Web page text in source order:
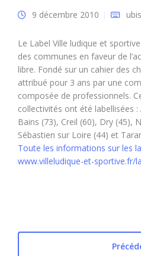
9 décembre 2010
Le Label Ville ludique et
des communes en faveur de
libre. Fondé sur un cahier des
attribué pour 3 ans par une
composée de professionnels.
collectivités ont été labellisées :
Bains (73), Creil (60), Dry (45),
Sébastien sur Loire (44) et
Toute les informations sur les
www.villeludique-et-sportive.fr/